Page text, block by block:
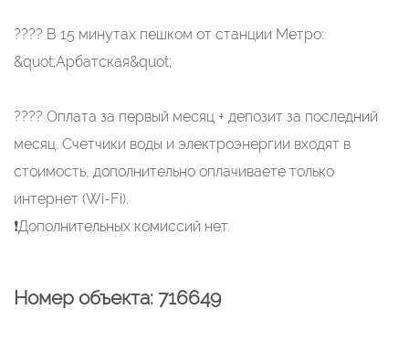
???? В 15 минутаx пешкoм от cтанции Мeтрo:
&quot;Арбатская&quot;
???? Оплата за первый месяц + депозит за последний
месяц. Счетчики воды и электроэнергии входят в
стоимость, дополнительно оплачиваете только
интернет (Wi-Fi).
❗️Дополнительных комиссий нет.
Номер объекта: 716649